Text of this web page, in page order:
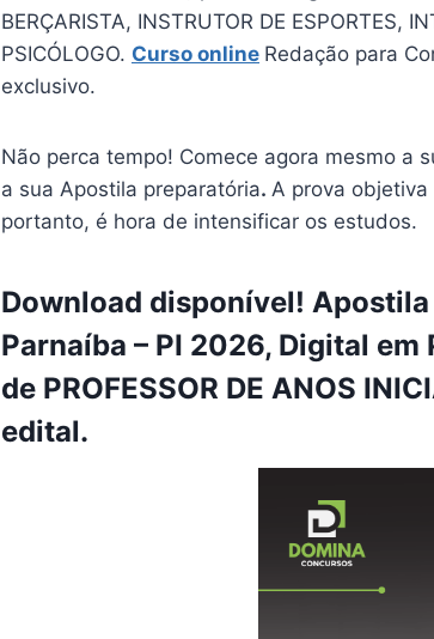
BERÇARISTA, INSTRUTOR DE ESPORTES,
PSICÓLOGO. Curso online Redação para
exclusivo.
Não perca tempo! Comece agora mesmo a
a sua Apostila preparatória. A prova
portanto, é hora de intensificar os estudos.
Download disponível!
Parnaíba – PI 2026, Digital em
de PROFESSOR DE ANOS
edital.